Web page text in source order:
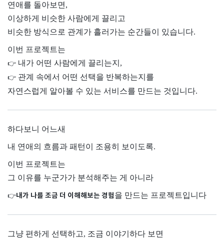
연애를 돌아보면,
이상하게 비슷한 사람에게 끌리고
비슷한 방식으로 관계가 흘러가는 순간들이 있습니다.
이번 프로젝트는
👉 내가 어떤 사람에게 끌리는지,
👉 관계 속에서 어떤 선택을 반복하는지를
자연스럽게 알아볼 수 있는 서비스를 만드는 것입니다.
하다보니 어느새
내 연애의 흐름과 패턴이 조용히 보이도록.
이번 프로젝트는
그 이유를 누군가가 분석해주는 게 아니라
👉내가 나를 조금 더 이해해보는 경험을 만드는 프로젝트입니다
그냥 편하게 선택하고, 조금 이야기하다 보면